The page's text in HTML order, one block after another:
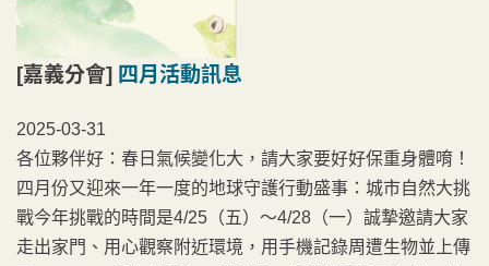
[嘉義分會] 四月活動訊息
2025-03-31
各位夥伴好：春日氣候變化大，請大家要好好保重身體唷！
四月份又迎來一年一度的地球守護行動盛事：城市自然大挑
戰今年挑戰的時間是4/25（五）～4/28（一）誠摯邀請大家
走出家門、用心觀察附近環境，用手機記錄周遭生物並上傳